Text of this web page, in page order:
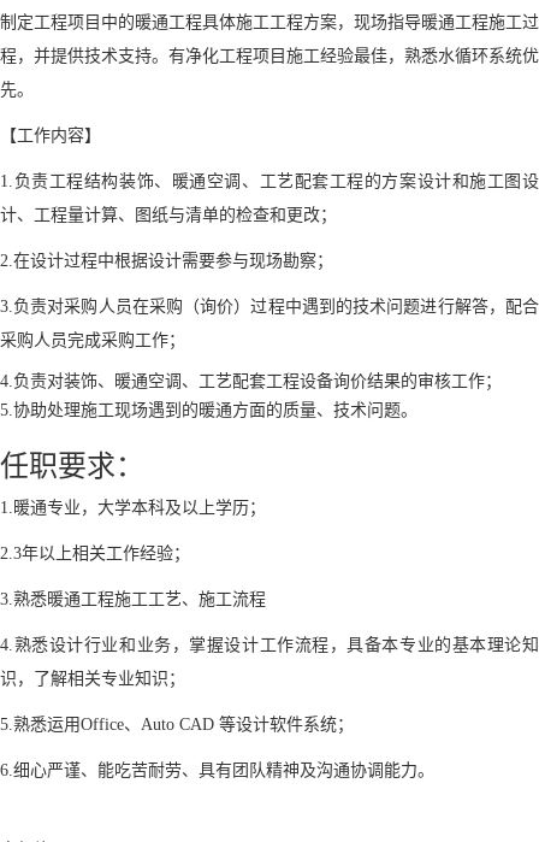
制定工程项目中的暖通工程具体施工工程方案，现场指导暖通工程施工过
程，并提供技术支持。有净化工程项目施工经验最佳，熟悉水循环系统优
先。
【工作内容】
1.负责工程结构装饰、暖通空调、工艺配套工程的方案设计和施工图设
计、工程量计算、图纸与清单的检查和更改；
2.在设计过程中根据设计需要参与现场勘察；
3.负责对采购人员在采购（询价）过程中遇到的技术问题进行解答，配合
采购人员完成采购工作；
4.负责对装饰、暖通空调、工艺配套工程设备询价结果的审核工作；
5.协助处理施工现场遇到的暖通方面的质量、技术问题。
任职要求：
1.暖通专业，大学本科及以上学历；
2.3年以上相关工作经验；
3.熟悉暖通工程施工工艺、施工流程
4.熟悉设计行业和业务，掌握设计工作流程，具备本专业的基本理论知
识，了解相关专业知识；
5.熟悉运用Office、Auto CAD 等设计软件系统；
6.细心严谨、能吃苦耐劳、具有团队精神及沟通协调能力。